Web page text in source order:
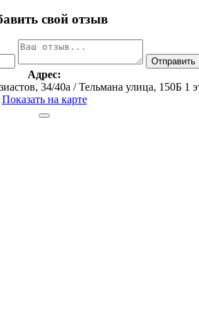
свой отзыв
Адрес:
34/40а / ​Тельмана улица, 150Б​ 1
Показать на карте